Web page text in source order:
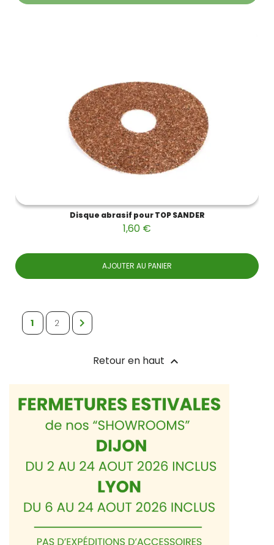
Disque abrasif pour TOP SANDER
1,60 €
AJOUTER AU PANIER
1 2 
Retour en haut 